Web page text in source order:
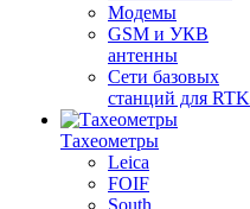
Модемы
GSM и УКВ
антенны
Сети базовых
станций для RTK
Тахеометры
Leica
FOIF
South